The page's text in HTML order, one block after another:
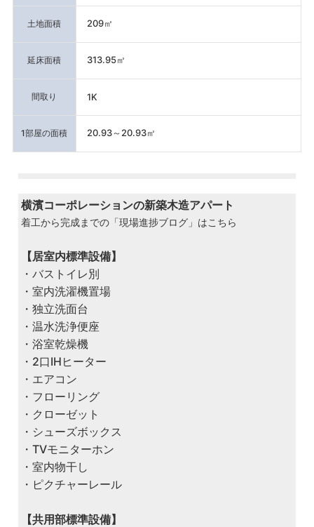
土地面積 209㎡
延床面積 313.95㎡
間取り 1K
1部屋の面積 20.93～20.93㎡
横濱コーポレーションの新築木造アパート
着工から完成までの「現場進捗ブログ」はこちら
【居室内標準設備】
・バストイレ別
・室内洗濯機置場
・独立洗面台
・温水洗浄便座
・浴室乾燥機
・2口IHヒーター
・エアコン
・フローリング
・クローゼット
・シューズボックス
・TVモニターホン
・室内物干し
・ピクチャーレール
【共用部標準設備】